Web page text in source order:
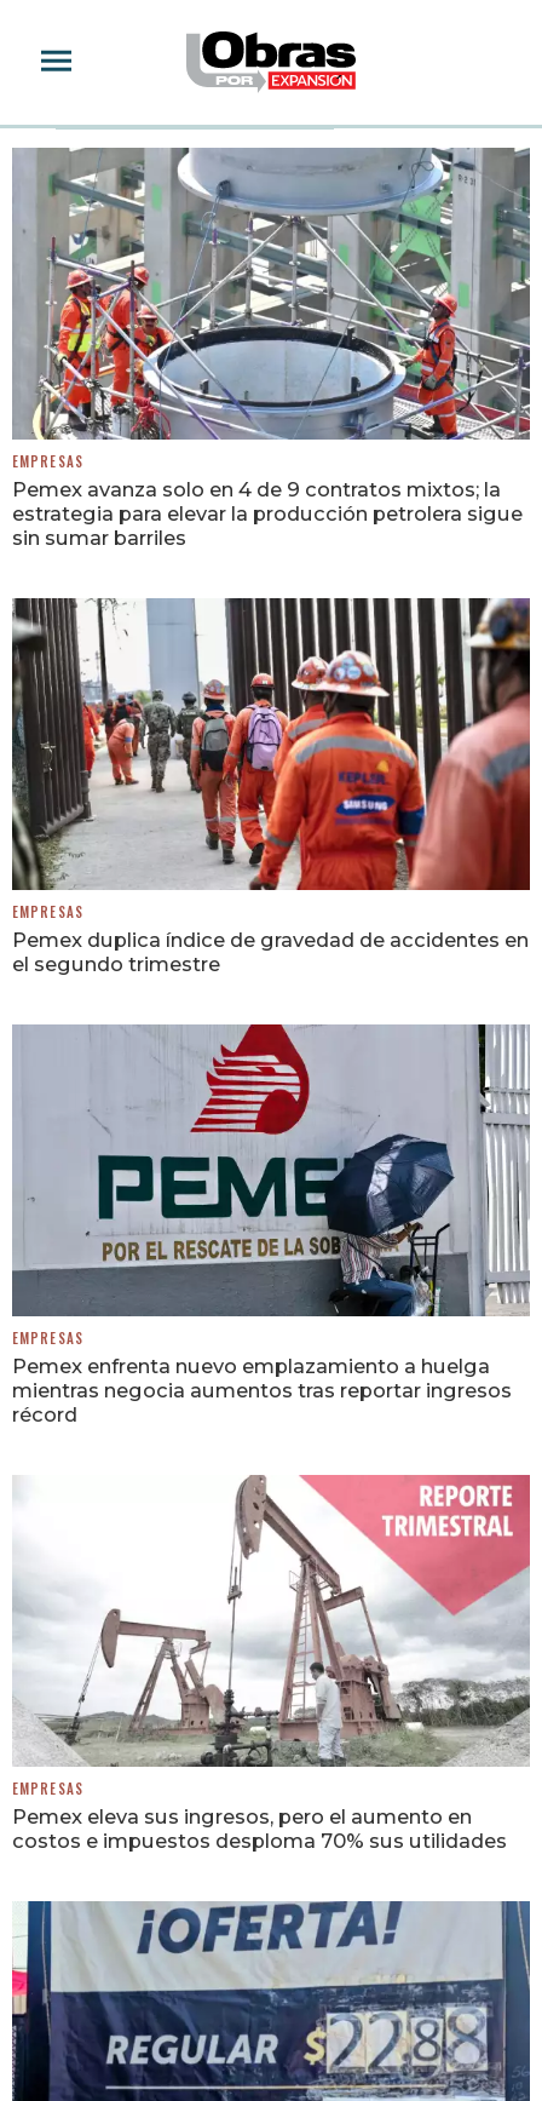
EMPRESAS
Pemex avanza solo en 4 de 9 contratos mixtos; la
estrategia para elevar la producción petrolera sigue
sin sumar barriles
EMPRESAS
Pemex duplica índice de gravedad de accidentes en
el segundo trimestre
EMPRESAS
Pemex enfrenta nuevo emplazamiento a huelga
mientras negocia aumentos tras reportar ingresos
récord
EMPRESAS
Pemex eleva sus ingresos, pero el aumento en
costos e impuestos desploma 70% sus utilidades